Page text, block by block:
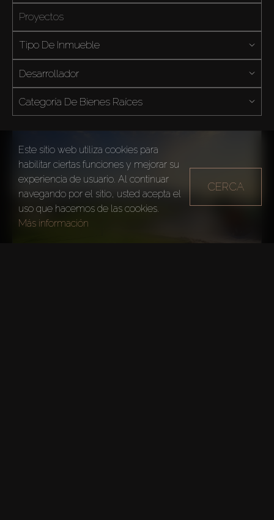
Tipo De Inmueble
Desarrollador
Categoría De Bienes Raíces
Este sitio web utiliza cookies para
habilitar ciertas funciones y mejorar su
experiencia de usuario. Al continuar
navegando por el sitio, usted acepta el
uso que hacemos de las cookies.
Más información
CERCA